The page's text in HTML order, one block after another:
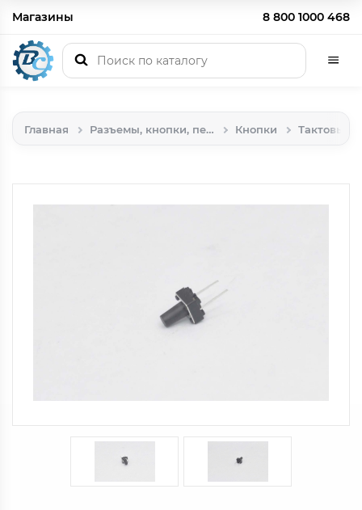
Магазины 8 800 1000 468
Главная Разъемы, кнопки, переключатели, реле Кнопки Тактовые